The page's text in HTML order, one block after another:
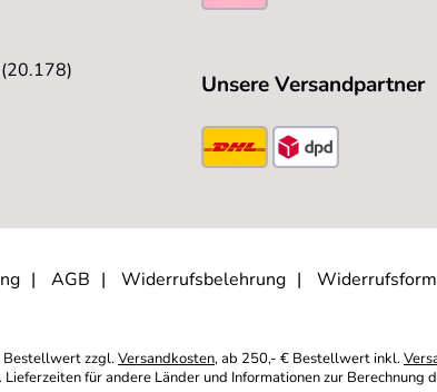
Unsere Versandpartner
AGB Widerrufsbelehrung
Bestellwert zzgl.Versandkosten, ab 250,- € Bestellwert inkl.
für andere Länder und Informationen zur Berechnung